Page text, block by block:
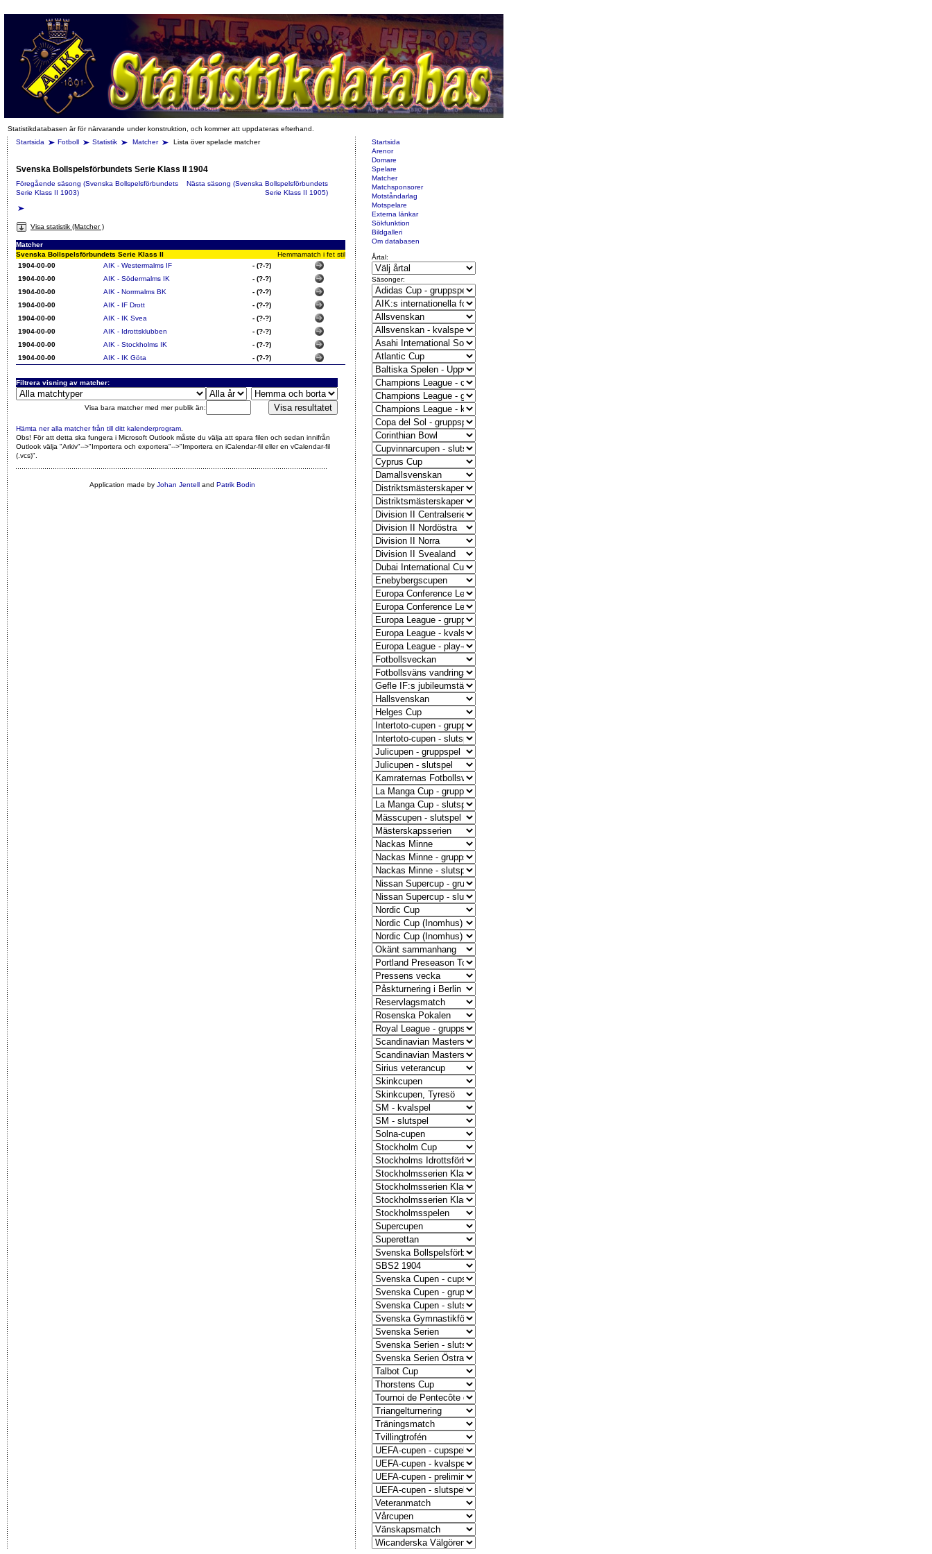
Statistikdatabasen är för närvarande under konstruktion, och kommer att uppdateras efterhand.
Startsida
Fotboll Statistik Matcher Lista över spelade matcher
Svenska Bollspelsförbundets Serie Klass II 1904
Föregående säsong (Svenska Bollspelsförbundets
Serie Klass II 1903)
Nästa säsong (Svenska Bollspelsförbundets
Serie Klass II 1905)
Visa statistik (Matcher )
Matcher
Svenska Bollspelsförbundets Serie Klass II
Hemmamatch i fet stil
1904-00-00
AIK - Westermalms IF
- (?-?)
1904-00-00
AIK - Södermalms IK
- (?-?)
1904-00-00
AIK - Norrmalms BK
- (?-?)
1904-00-00
AIK - IF Drott
- (?-?)
1904-00-00
AIK - IK Svea
- (?-?)
1904-00-00
AIK - Idrottsklubben
- (?-?)
1904-00-00
AIK - Stockholms IK
- (?-?)
1904-00-00
AIK - IK Göta - (?-?)
Filtrera visning av matcher:
Visa bara matcher med mer publik än:
Hämta ner alla matcher från till ditt kalenderprogram
Obs! För att detta ska fungera i Microsoft Outlook måste du välja att spara filen och sedan innifrån
Outlook välja "Arkiv"-->"Importera och exportera"-->"Importera en iCalendar-fil eller en vCalendar-fil
(.vcs)"
Application made by Johan Jentelland Patrik Bodin
Startsida
Arenor
Domare
Spelare
Matcher
Matchsponsorer
Motståndarlag
Motspelare
Externa länkar
Sökfunktion
Bildgalleri
Om databasen
Årtal:
Säsonger: